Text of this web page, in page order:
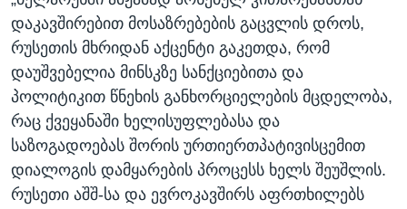
დაკავშირებით მოსაზრებების გაცვლის დროს,
რუსეთის მხრიდან აქცენტი გაკეთდა, რომ
დაუშვებელია მინსკზე სანქციებითა და
პოლიტიკით წნეხის განხორციელების მცდელობა,
რაც ქვეყანაში ხელისუფლებასა და
საზოგადოებას შორის ურთიერთპატივისცემით
დიალოგის დამყარების პროცესს ხელს შეუშლის.
რუსეთი აშშ-სა და ევროკავშირს აფრთხილებს